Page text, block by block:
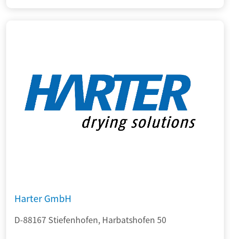
Harter GmbH
D-88167 Stiefenhofen, Harbatshofen 50